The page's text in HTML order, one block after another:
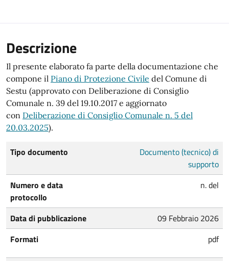
Descrizione
Il presente elaborato fa parte della documentazione che
compone il Piano di Protezione Civile del Comune di
Sestu (approvato con Deliberazione di Consiglio
Comunale n. 39 del 19.10.2017 e aggiornato
con Deliberazione di Consiglio Comunale n. 5 del
20.03.2025).
Tipo documento
Documento (tecnico) di
supporto
Numero e data
protocollo
n. del
Data di pubblicazione
09 Febbraio 2026
Formati
pdf